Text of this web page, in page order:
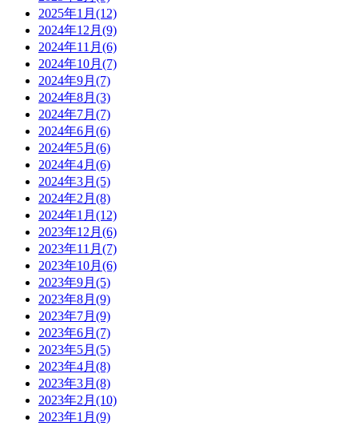
2025年1月(12)
2024年12月(9)
2024年11月(6)
2024年10月(7)
2024年9月(7)
2024年8月(3)
2024年7月(7)
2024年6月(6)
2024年5月(6)
2024年4月(6)
2024年3月(5)
2024年2月(8)
2024年1月(12)
2023年12月(6)
2023年11月(7)
2023年10月(6)
2023年9月(5)
2023年8月(9)
2023年7月(9)
2023年6月(7)
2023年5月(5)
2023年4月(8)
2023年3月(8)
2023年2月(10)
2023年1月(9)